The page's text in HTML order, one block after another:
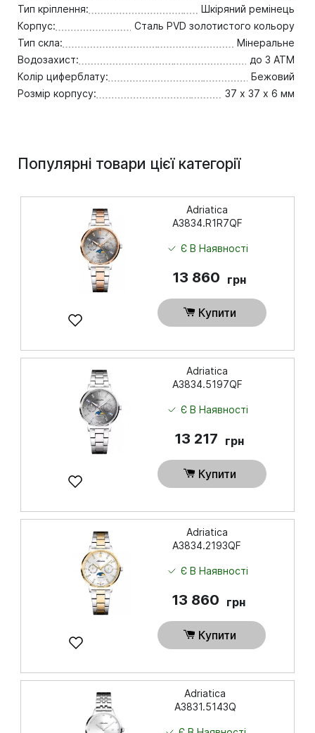
Тип кріплення:
Шкіряний ремінець
Корпус:
Сталь PVD золотистого кольору
Тип скла:
Мінеральне
Водозахист:
до 3 ATM
Колір циферблату:
Бежовий
Розмір корпусу:
37 х 37 х 6 мм
Популярні товари цієї категорії
Adriatica
A3834.R1R7QF
Є В Наявності
13 860 грн
Купити
Adriatica
A3834.5197QF
Є В Наявності
13 217 грн
Купити
Adriatica
A3834.2193QF
Є В Наявності
13 860 грн
Купити
Adriatica
A3831.5143Q